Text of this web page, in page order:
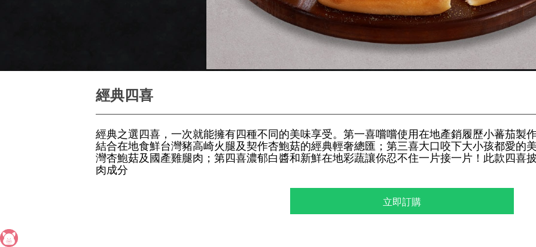
經典四喜
經典之選四喜，一次就能擁有四種不同的美味享受。第一喜嚐嚐使用在地產銷履歷小蕃茄製
結合在地食鮮台灣豬高崎火腿及契作杏鮑菇的經典輕奢總匯；第三喜大口咬下大小孩都愛的
灣杏鮑菇及國產雞腿肉；第四喜濃郁白醬和新鮮在地彩蔬讓你忍不住一片接一片！此款四喜
肉成分
立即訂購